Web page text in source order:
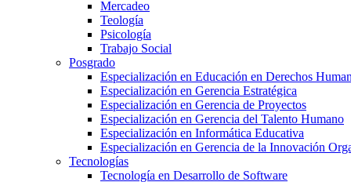
Mercadeo
Teología
Psicología
Trabajo Social
Posgrado
Especialización en Educación en Derechos
Especialización en Gerencia Estratégica
Especialización en Gerencia de Proyectos
Especialización en Gerencia del Talento Humano
Especialización en Informática Educativa
Especialización en Gerencia de la Innovación
Tecnologías
Tecnología en Desarrollo de Software